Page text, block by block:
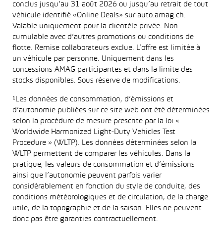
conclus jusqu’au 31 août 2026 ou jusqu’au retrait de tout
véhicule identifié «Online Deals» sur auto.amag.ch.
Valable uniquement pour la clientèle privée. Non
cumulable avec d’autres promotions ou conditions de
flotte. Remise collaborateurs exclue. L’offre est limitée à
un véhicule par personne. Uniquement dans les
concessions AMAG participantes et dans la limite des
stocks disponibles. Sous réserve de modifications.
¹Les données de consommation, d’émissions et
d’autonomie publiées sur ce site web ont été déterminées
selon la procédure de mesure prescrite par la loi «
Worldwide Harmonized Light-Duty Vehicles Test
Procedure » (WLTP). Les données déterminées selon la
WLTP permettent de comparer les véhicules. Dans la
pratique, les valeurs de consommation et d’émissions
ainsi que l’autonomie peuvent parfois varier
considérablement en fonction du style de conduite, des
conditions météorologiques et de circulation, de la charge
utile, de la topographie et de la saison. Elles ne peuvent
donc pas être garanties contractuellement.